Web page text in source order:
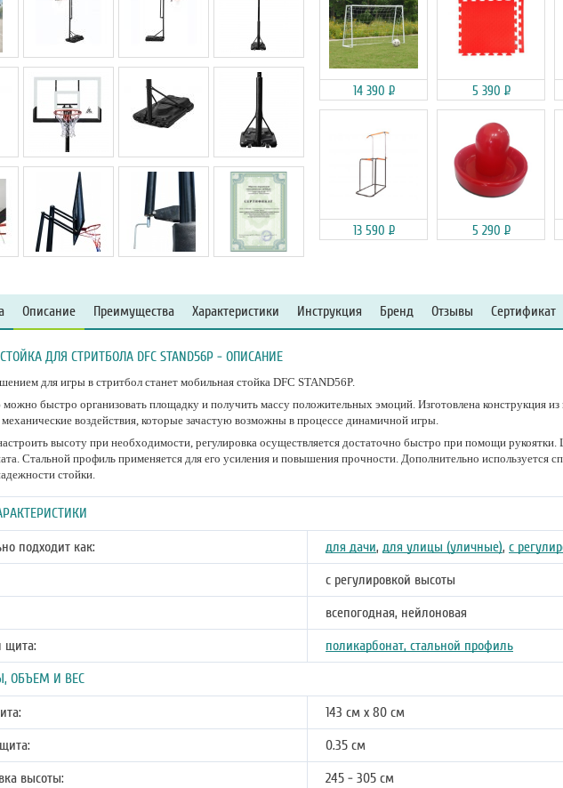
14 390 Р 5 390 Р
13 590 Р 5 290 Р
Описание Преимущества Характеристики Инструкция Бренд Отзывы Сертификат
ДЛЯ СТРИТБОЛА DFC STAND56P - ОПИСАНИЕ
для игры в стритбол станет мобильная стойка DFC STAND56P.
быстро организовать площадку и получить массу положительных эмоций. Изготовлена конструкция
механические воздействия, которые зачастую возможны в процессе динамичной игры.
высоту при необходимости, регулировка осуществляется достаточно быстро при помощи
Стальной профиль применяется для его усиления и повышения прочности. Дополнительно используется
стойки.
подходит как:
для дачи, для улицы (уличные), с
с регулировкой высоты
всепогодная, нейлоновая
щита:
поликарбонат, стальной профиль
ОБЪЕМ И ВЕС
143 см х 80 см
0.35 см
высоты:
245 - 305 см